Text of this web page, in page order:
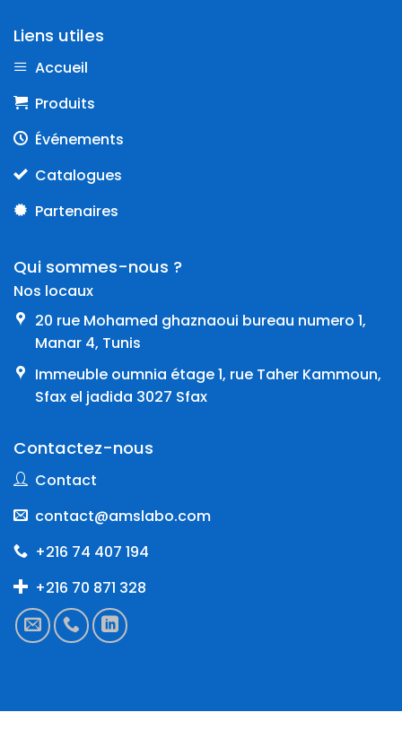
Liens utiles
Accueil
Produits
Événements
Catalogues
Partenaires
Qui sommes-nous ?
Nos locaux
20 rue Mohamed ghaznaoui bureau numero 1,
Manar 4, Tunis
Immeuble oumnia étage 1, rue Taher Kammoun,
Sfax el jadida 3027 Sfax
Contactez-nous
Contact
contact@amslabo.com
+216 74 407 194
+216 70 871 328